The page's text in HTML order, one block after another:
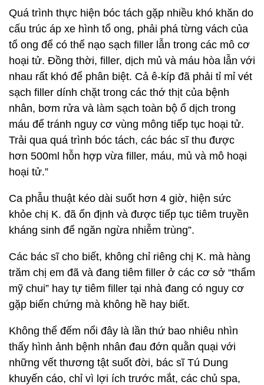
Quá trình thực hiện bóc tách gặp nhiều khó khăn do
cấu trúc áp xe hình tổ ong, phải phá từng vách của
tổ ong để có thể nạo sạch filler lẫn trong các mô cơ
hoại tử. Đồng thời, filler, dịch mủ và máu hòa lẫn với
nhau rất khó để phân biệt. Cả ê-kíp đã phải tỉ mỉ vét
sạch filler dính chặt trong các thớ thịt của bệnh
nhân, bơm rửa và làm sạch toàn bộ ổ dịch trong
máu để tránh nguy cơ vùng mông tiếp tục hoại tử.
Trải qua quá trình bóc tách, các bác sĩ thu được
hơn 500ml hỗn hợp vừa filler, máu, mủ và mô hoại
hoại tử.”
Ca phẫu thuật kéo dài suốt hơn 4 giờ, hiện sức
khỏe chị K. đã ổn định và được tiếp tục tiêm truyền
kháng sinh để ngăn ngừa nhiễm trùng”.
Các bác sĩ cho biết, không chỉ riêng chị K. mà hàng
trăm chị em đã và đang tiêm filler ở các cơ sở “thẩm
mỹ chui” hay tự tiêm filler tại nhà đang có nguy cơ
gặp biến chứng mà không hề hay biết.
Không thể đếm nổi đây là lần thứ bao nhiêu nhìn
thấy hình ảnh bệnh nhân đau đớn quằn quại với
những vết thương tật suốt đời, bác sĩ Tú Dung
khuyến cáo, chỉ vì lợi ích trước mắt, các chủ spa,